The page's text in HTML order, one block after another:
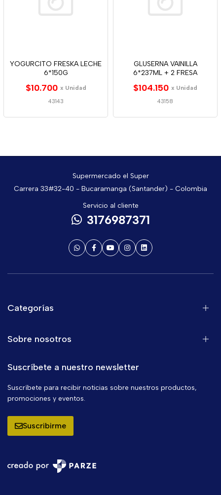
YOGURCITO FRESKA LECHE
6*150G
$10.700 x Unidad
43143
GLUSERNA VAINILLA
6*237ML + 2 FRESA
$104.150 x Unidad
43158
Supermercado el Super
Carrera 33#32-40 - Bucaramanga (Santander) - Colombia
Servicio al cliente
3176987371
Categorías
Sobre nosotros
Suscríbete a nuestro newsletter
Suscríbete para recibir noticias sobre nuestros productos,
promociones y eventos.
Suscribirme